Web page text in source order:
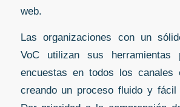
web.
Las organizaciones con un
VoC utilizan sus herramientas
encuestas en todos los canales
creando un proceso fluido y